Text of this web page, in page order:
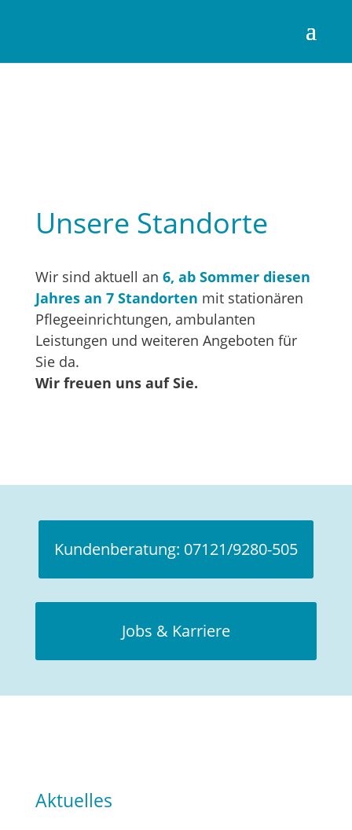
Unsere Standorte
Wir sind aktuell an 6, ab Sommer diesen
Jahres an 7 Standorten mit stationären
Pflegeeinrichtungen, ambulanten
Leistungen und weiteren Angeboten für
Sie da.
Wir freuen uns auf Sie.
Kundenberatung: 07121/9280-505
Jobs & Karriere
Aktuelles